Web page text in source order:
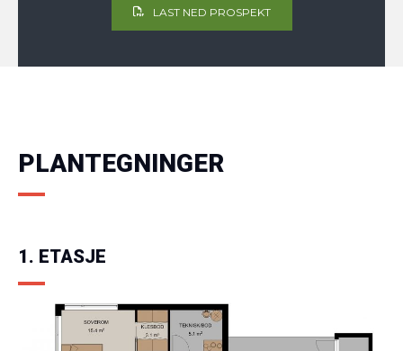
LAST NED PROSPEKT
PLANTEGNINGER
1. ETASJE